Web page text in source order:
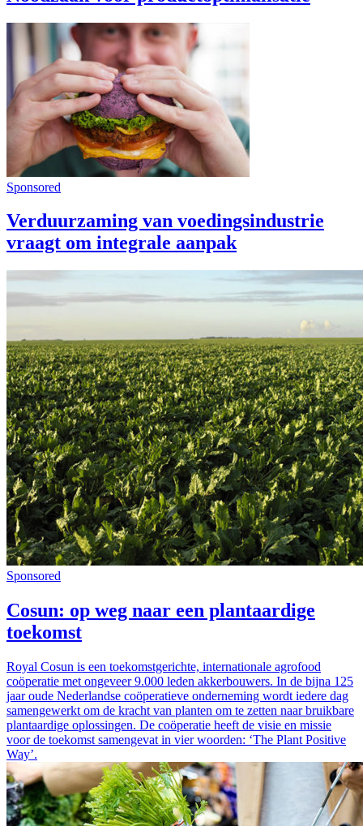
Sponsored
Verduurzaming van voedingsindustrie
vraagt om integrale aanpak
Sponsored
Cosun: op weg naar een plantaardige
toekomst
Royal Cosun is een toekomstgerichte, internationale agrofood
coöperatie met ongeveer 9.000 leden akkerbouwers. In de bijna 125
jaar oude Nederlandse coöperatieve onderneming wordt iedere dag
samengewerkt om de kracht van planten om te zetten naar bruikbare
plantaardige oplossingen. De coöperatie heeft de visie en missie
voor de toekomst samengevat in vier woorden: ‘The Plant Positive
Way’.